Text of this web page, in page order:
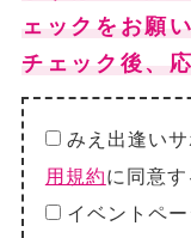
ェックをお願
チェック後、
みえ出逢い
用規約に同意す
イベントペ